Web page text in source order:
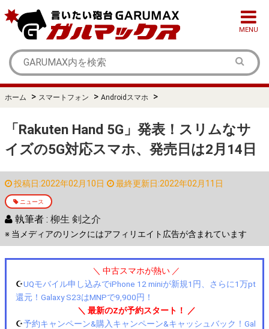
MENU
ホーム > スマートフォン > Androidスマホ >
「Rakuten Hand 5G」発表！スリムなサ
イズの5G対応スマホ、発売日は2月14日
投稿日:2022年02月10日 最終更新日:2022年02月11日
ニュース
執筆者 : 柳生 剣之介
※ 当メディアのリンクにはアフィリエイト広告が含まれています
＼ 中古スマホが熱い ／
☪️UQモバイル申し込みでiPhone 12 miniが新規1円、さらに1万pt
還元！Galaxy S23はMNPで9,900円！
＼ 最新のZが予約スタート！ ／
☪️予約キャンペーン&購入キャンペーン&キャッシュバック！Gal